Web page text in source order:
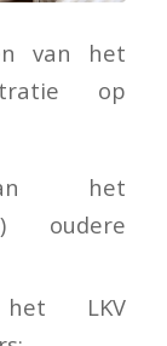
van het
op
het
oudere
LKV